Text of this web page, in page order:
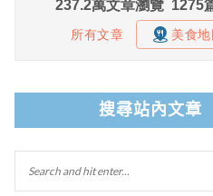
搜尋站內文章